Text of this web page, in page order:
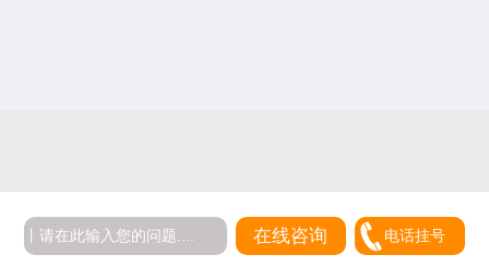
在线咨询 电话挂号